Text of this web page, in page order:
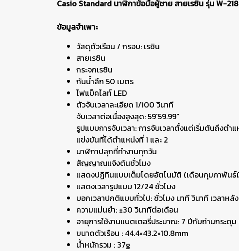
Casio Standard นาฬิกาข้อมือผู้ชาย สายเรซิ่น รุ่น W-
ข้อมูลจำเพาะ
วัสดุตัวเรือน / กรอบ: เรซิน
สายเรซิน
กระจกเรซิน
กันน้ำลึก 50 เมตร
ไฟแบ็คไลท์ LED
ตัวจับเวลาละเอียด 1/100 วินาที
จับเวลาต่อเนื่องสูงสุด: 59'59.99"
รูปแบบการจับเวลา: การจับเวลาตั้งแต่เริ่มต้นถึงต
แข่งขันที่ได้ตำแหน่งที่ 1 และ 2
นาฬิกาปลุกที่ทำงานทุกวัน
สัญญาณแจ้งต้นชั่วโมง
แสดงปฏิทินแบบเต็มโดยอัตโนมัติ (เดือนกุมภาพันธ์
แสดงเวลารูปแบบ 12/24 ชั่วโมง
บอกเวลาปกติแบบทั่วไป: ชั่วโมง นาที วินาที เวลาห
ความแม่นยำ: ±30 วินาทีต่อเดือน
อายุการใช้งานแบตเตอรี่ประมาณ: 7 ปีกับถ่านกระดุม
ขนาดตัวเรือน : 44.4×43.2×10.8mm
น้ำหนักรวม : 37g